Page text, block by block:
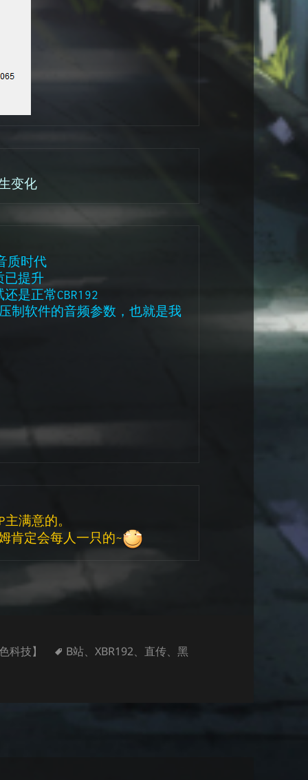
变化
质时代
已提升
是正常CBR192
制软件的音频参数，也就是我
满意的。
肯定会每人一只的~
科技】
标
B站、XBR192、 直传、黑